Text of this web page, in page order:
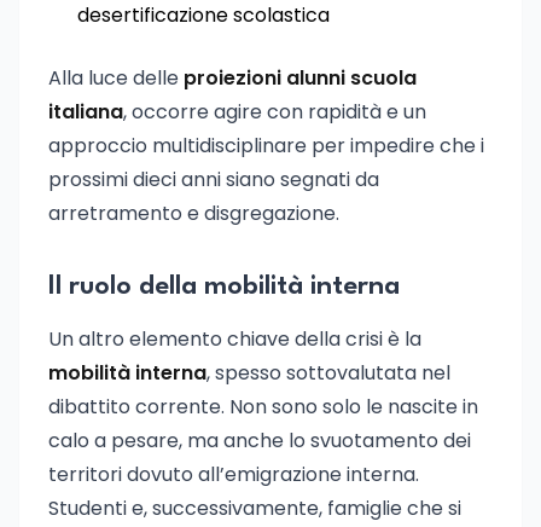
desertificazione scolastica
Alla luce delle proiezioni alunni scuola
italiana, occorre agire con rapidità e un
approccio multidisciplinare per impedire che i
prossimi dieci anni siano segnati da
arretramento e disgregazione.
Il ruolo della mobilità interna
Un altro elemento chiave della crisi è la
mobilità interna, spesso sottovalutata nel
dibattito corrente. Non sono solo le nascite in
calo a pesare, ma anche lo svuotamento dei
territori dovuto all’emigrazione interna.
Studenti e, successivamente, famiglie che si